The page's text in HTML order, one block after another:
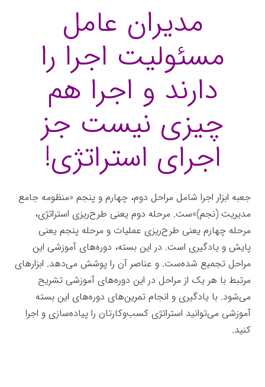
مدیران عامل
مسئولیت اجرا را
دارند و اجرا هم
چیزی نیست جز
اجرای استراتژی!
جعبه ابزار اجرا شامل مراحل دوم، چهارم و پنجم «منظومه جامع
مدیریت (نجم)»ست. مرحله دوم یعنی طرح‌ریزی استراتژی،
مرحله چهارم یعنی طرح‌ریزی عملیات و مرحله پنجم یعنی
پایش و یادگیری است. در این بسته، دوره‌های آموزشی این
مراحل تجمیع شده‌ست. و عناصر آن را پوشش می‌دهد. ابزارهای
مرتبط با هر یک از مراحل در این دوره‌های آموزشی تشریح
می‌شود. با یادگیری و انجام تمرین‌های دوره‌های این بسته
آموزشی می‌توانید استراتژی کسب‌وکارتان را پیاده‌سازی و اجرا
کنید.